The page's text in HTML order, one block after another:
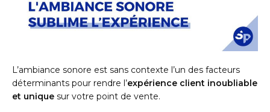
L’ambiance sonore est sans contexte l’un des facteurs
déterminants pour rendre l’expérience client inoubliable
et unique sur votre point de vente.